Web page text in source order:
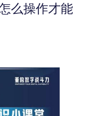
么操作才能